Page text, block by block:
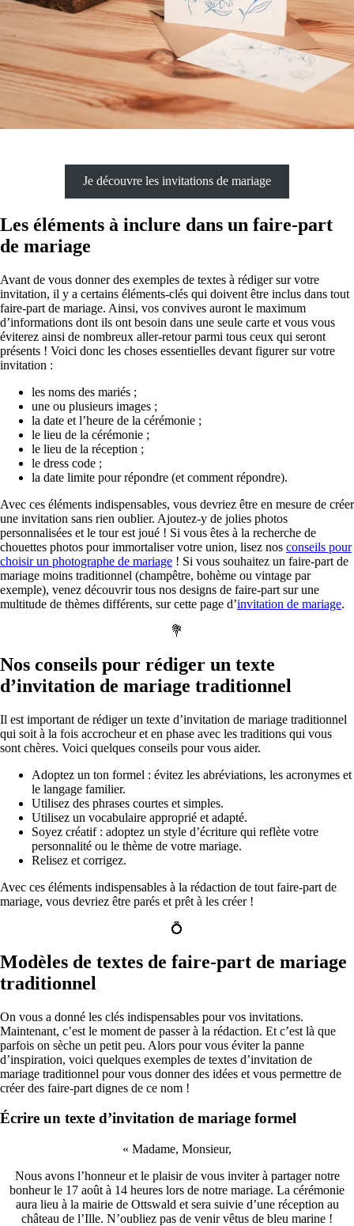
Je découvre les invitations de mariage
Les éléments à inclure dans un faire-part
de mariage
Avant de vous donner des exemples de textes à rédiger sur votre
invitation, il y a certains éléments-clés qui doivent être inclus dans tout
faire-part de mariage. Ainsi, vos convives auront le maximum
d’informations dont ils ont besoin dans une seule carte et vous vous
éviterez ainsi de nombreux aller-retour parmi tous ceux qui seront
présents ! Voici donc les choses essentielles devant figurer sur votre
invitation :
les noms des mariés ;
une ou plusieurs images ;
la date et l’heure de la cérémonie ;
le lieu de la cérémonie ;
le lieu de la réception ;
le dress code ;
la date limite pour répondre (et comment répondre).
Avec ces éléments indispensables, vous devriez être en mesure de créer
une invitation sans rien oublier. Ajoutez-y de jolies photos
personnalisées et le tour est joué ! Si vous êtes à la recherche de
chouettes photos pour immortaliser votre union, lisez nos conseils pour
choisir un photographe de mariage ! Si vous souhaitez un faire-part de
mariage moins traditionnel (champêtre, bohème ou vintage par
exemple), venez découvrir tous nos designs de faire-part sur une
multitude de thèmes différents, sur cette page d’invitation de mariage.
💐
Nos conseils pour rédiger un texte
d’invitation de mariage traditionnel
Il est important de rédiger un texte d’invitation de mariage traditionnel
qui soit à la fois accrocheur et en phase avec les traditions qui vous
sont chères. Voici quelques conseils pour vous aider.
Adoptez un ton formel : évitez les abréviations, les acronymes et
le langage familier.
Utilisez des phrases courtes et simples.
Utilisez un vocabulaire approprié et adapté.
Soyez créatif : adoptez un style d’écriture qui reflète votre
personnalité ou le thème de votre mariage.
Relisez et corrigez.
Avec ces éléments indispensables à la rédaction de tout faire-part de
mariage, vous devriez être parés et prêt à les créer !
💍
Modèles de textes de faire-part de mariage
traditionnel
On vous a donné les clés indispensables pour vos invitations.
Maintenant, c’est le moment de passer à la rédaction. Et c’est là que
parfois on sèche un petit peu. Alors pour vous éviter la panne
d’inspiration, voici quelques exemples de textes d’invitation de
mariage traditionnel pour vous donner des idées et vous permettre de
créer des faire-part dignes de ce nom !
Écrire un texte d’invitation de mariage formel
« Madame, Monsieur,
Nous avons l’honneur et le plaisir de vous inviter à partager notre
bonheur le 17 août à 14 heures lors de notre mariage. La cérémonie
aura lieu à la mairie de Ottswald et sera suivie d’une réception au
château de l’Ille. N’oubliez pas de venir vêtus de bleu marine !